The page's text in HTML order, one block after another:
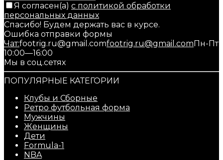
Я согласен(a) с политикой обработки
персональных данных
Спасибо! Будем держать вас в курсе.
Ошибка отправки формы
Чат:footrig.ru@gmail.comfootrig.ru@gmail.comПн-Пт
10:00—16:00
Мы в соц.сетях
ПОПУЛЯРНЫЕ КАТЕГОРИИ
Клубы и Сборные
Ретро футбольная форма
Мужчины
Женщины
Дети
Formula-1
NBA